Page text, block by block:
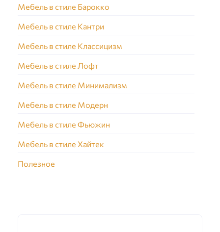
Мебель в стиле Барокко
Мебель в стиле Кантри
Мебель в стиле Классицизм
Мебель в стиле Лофт
Мебель в стиле Минимализм
Мебель в стиле Модерн
Мебель в стиле Фьюжин
Мебель в стиле Хайтек
Полезное